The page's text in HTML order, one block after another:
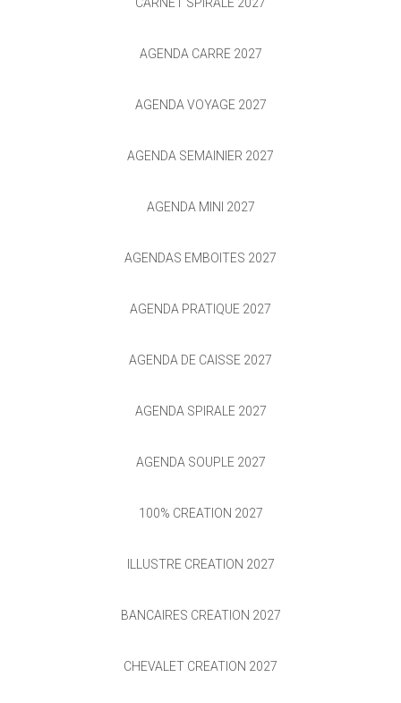
AGENDA CARRÉ 2027
AGENDA VOYAGE 2027
AGENDA SEMAINIER 2027
AGENDA MINI 2027
AGENDAS EMBOITÉS 2027
AGENDA PRATIQUE 2027
AGENDA DE CAISSE 2027
AGENDA SPIRALE 2027
AGENDA SOUPLE 2027
100% CRÉATION 2027
ILLUSTRÉ CRÉATION 2027
BANCAIRES CRÉATION 2027
CHEVALET CRÉATION 2027